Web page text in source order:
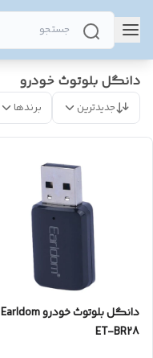
دانگل بلوتوث خودرو
جدیدترین برندها
دانگل بلوتوث خودرو Earldom
ET-BR28